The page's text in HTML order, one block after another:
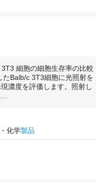
細胞の細胞生存率の比較
Balb/c 3T3細胞に光照射を
濃度を評価します。照射し
・化学製品